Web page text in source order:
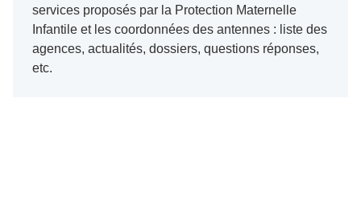
services proposés par la Protection Maternelle
Infantile et les coordonnées des antennes : liste des
agences, actualités, dossiers, questions réponses,
etc.